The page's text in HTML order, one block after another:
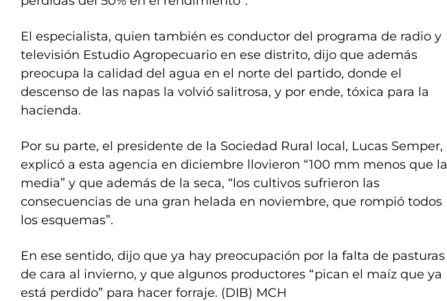
El especialista, quien también es conductor del programa de radio y
televisión Estudio Agropecuario en ese distrito, dijo que además
preocupa la calidad del agua en el norte del partido, donde el
descenso de las napas la volvió salitrosa, y por ende, tóxica para la
hacienda.
Por su parte, el presidente de la Sociedad Rural local, Lucas Semper,
explicó a esta agencia en diciembre llovieron “100 mm menos que la
media” y que además de la seca, “los cultivos sufrieron las
consecuencias de una gran helada en noviembre, que rompió todos
los esquemas”.
En ese sentido, dijo que ya hay preocupación por la falta de pasturas
de cara al invierno, y que algunos productores “pican el maíz que ya
está perdido” para hacer forraje. (DIB) MCH